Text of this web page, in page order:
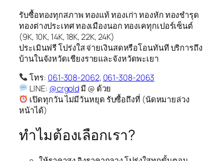
รับซื้อทองทุกสภาพ ทองแท้ ทองเก่า ทองหัก ทองชำรุด
ทองต่างประเทศ ทองเมืองนอก ทองเคทุกเปอร์เซ็นต์
(9K, 10K, 14K, 18K, 22K, 24K)
ประเมินฟรี โปร่งใส จ่ายเงินสดหรือโอนทันที บริการถึง
บ้านในจังหวัดเชียงรายและจังหวัดพะเยา
โทร: 061-308-2062, 061-308-2063
LINE: @crgoldมี @ ด้วย
เปิดทุกวัน ไม่มีวันหยุด รับซื้อถึงที่ (นัดหมายล่วง
หน้าได้)
ทำไมต้องเลือกเรา?